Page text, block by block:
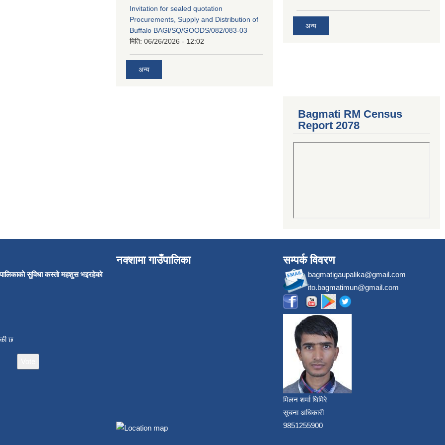
Invitation for sealed quotation
Procurements, Supply and Distribution of
Buffalo BAGl/SQ/GOODS/082/083-03
मिति: 06/26/2026 - 12:02
अन्य
अन्य
Bagmati RM Census
Report 2078
सुविधा कस्ताे महशुस भइरहेकाे
छ
नक्शामा गाउँपालिका सम्पर्क विवरण
bagmatigaupalika@gmail.com
ito.bagmatimun@gmail.com
मिलन शर्मा घिमिरे
सूचना अधिकारी
9851255900